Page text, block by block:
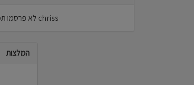
chriss לא פרסמו תמונות בתמונות גולשים.
המלצות